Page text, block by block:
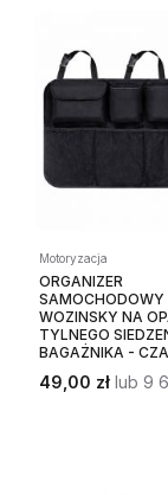
Motoryzacja
ORGANIZER
SAMOCHODOWY
WOZINSKY NA
TYLNEGO
BAGAŻNIKA -
49,00 zł lub 9